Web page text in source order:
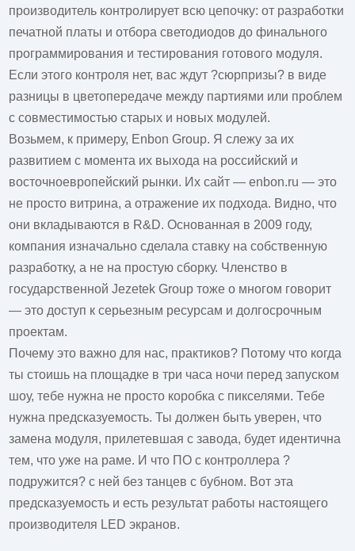
производитель контролирует всю цепочку: от разработки
печатной платы и отбора светодиодов до финального
программирования и тестирования готового модуля.
Если этого контроля нет, вас ждут ?сюрпризы? в виде
разницы в цветопередаче между партиями или проблем
с совместимостью старых и новых модулей.
Возьмем, к примеру, Enbon Group. Я слежу за их
развитием с момента их выхода на российский и
восточноевропейский рынки. Их сайт —enbon.ru — это
не просто витрина, а отражение их подхода. Видно, что
они вкладываются в R&D. Основанная в 2009 году,
компания изначально сделала ставку на собственную
разработку, а не на простую сборку. Членство в
государственной Jezetek Group тоже о многом говорит
— это доступ к серьезным ресурсам и долгосрочным
проектам.
Почему это важно для нас, практиков? Потому что когда
ты стоишь на площадке в три часа ночи перед запуском
шоу, тебе нужна не просто коробка с пикселями. Тебе
нужна предсказуемость. Ты должен быть уверен, что
замена модуля, прилетевшая с завода, будет идентична
тем, что уже на раме. И что ПО с контроллера ?
подружится? с ней без танцев с бубном. Вот эта
предсказуемость и есть результат работы настоящего
производителя LED экранов.